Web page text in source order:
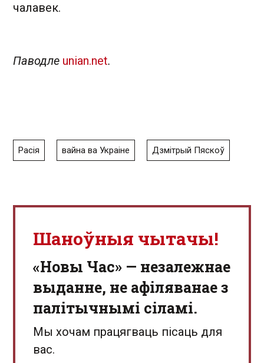
чалавек.
Паводле unian.net.
Расія вайна ва Украіне Дзмітрый Пяскоў
Шаноўныя чытачы!
«Новы Час» — незалежнае
выданне, не афіляванае з
палітычнымі сіламі.
Мы хочам працягваць пісаць для
вас.